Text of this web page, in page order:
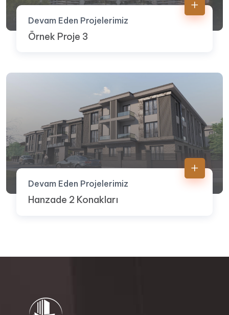
Devam Eden Projelerimiz
Örnek Proje 3
Devam Eden Projelerimiz
Hanzade 2 Konakları